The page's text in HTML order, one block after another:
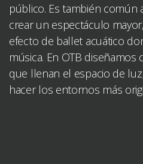
público. Es también común
crear un espectáculo
efecto de ballet acuático
música. En OTB diseñamos
que llenan el espacio de
hacer los entornos más